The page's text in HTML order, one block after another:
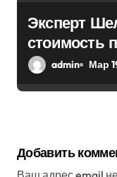
Эксперт
стоимость
России
admin Мар
Добавить